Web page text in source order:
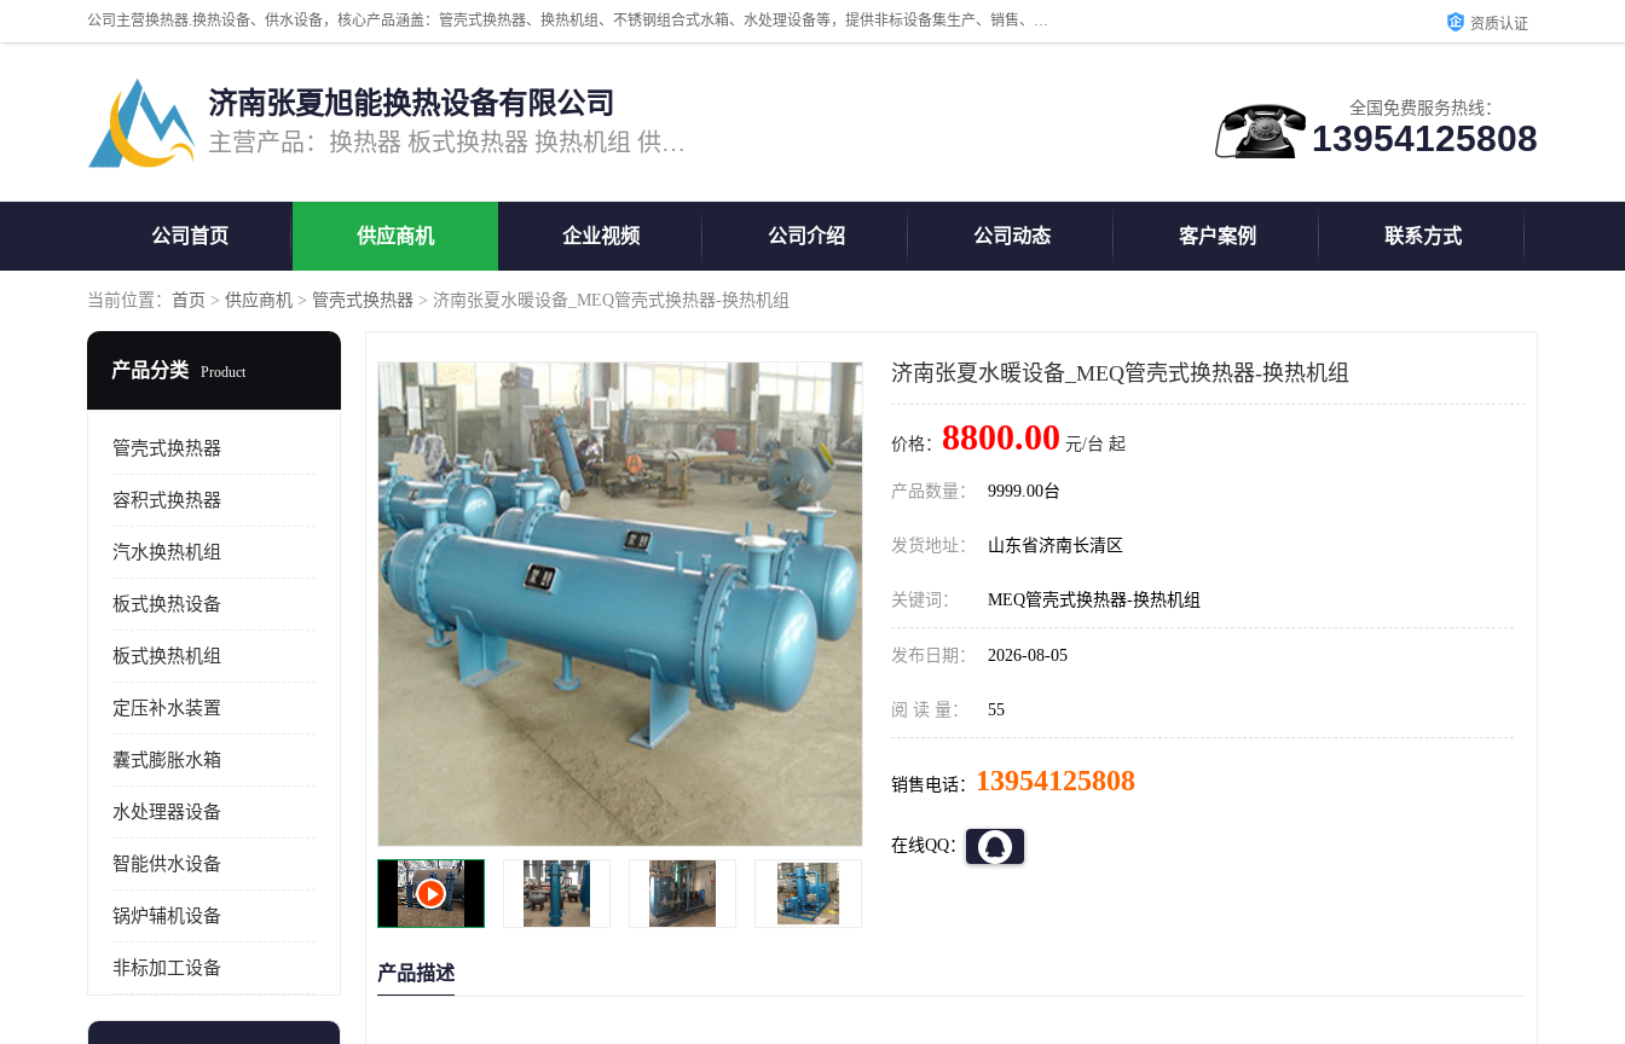
公司主营换热器.换热设备、供水设备，核心产品涵盖：管壳式换热器、换热机组、不锈钢组合式水箱、水处理设备等，提供非标设备集生产、销售、安装一体化服务，可满足全国酒店、学校、医院、商业综合体、工业项目等多场景换热与供水需求。 资质认证
济南张夏旭能换热设备有限公司
主营产品：换热器 板式换热器 换热机组 供水设备 水处理设备
全国免费服务热线：
13954125808
公司首页 供应商机 企业视频 公司介绍 公司动态 客户案例 联系方式
当前位置： 首页 > 供应商机 > 管壳式换热器 > 济南张夏水暖设备_MEQ管壳式换热器-换热机组
产品分类 Product
管壳式换热器
容积式换热器
汽水换热机组
板式换热设备
板式换热机组
定压补水装置
囊式膨胀水箱
水处理器设备
智能供水设备
锅炉辅机设备
非标加工设备
济南张夏水暖设备_MEQ管壳式换热器-换热机组
价格： 8800.00 元/台 起
产品数量： 9999.00台
发货地址： 山东省济南长清区
关键词： MEQ管壳式换热器-换热机组
发布日期： 2026-08-05
阅 读 量： 55
销售电话： 13954125808
在线QQ：
产品描述